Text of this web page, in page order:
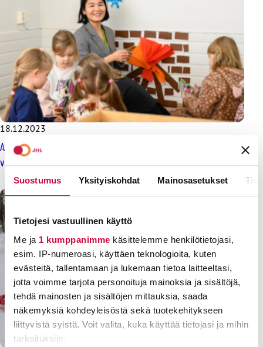
Suostumus Yksityiskohdat Mainosasetukset
Tietojesi vastuullinen käyttö
Me ja 1 kumppanimme käsittelemme henkilötietojasi,
esim. IP-numeroasi, käyttäen teknologioita, kuten
evästeitä, tallentamaan ja lukemaan tietoa laitteeltasi,
jotta voimme tarjota personoituja mainoksia ja sisältöjä,
tehdä mainosten ja sisältöjen mittauksia, saada
näkemyksiä kohdeyleisöstä sekä tuotekehitykseen
liittyvistä syistä. Voit valita, kuka käyttää tietojasi ja mihin
tarkoituksiin.
18.12.2023
Aikuiskoulutustuen lakkauttaminen olisi myrkkyä
varhaiskasvatusalan työvoimapulaan